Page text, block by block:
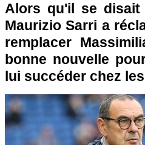
Alors qu'il se disait
Maurizio Sarri a
remplacer
bonne nouvelle
lui succéder chez